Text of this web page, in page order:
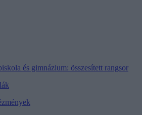
és gimnázium: összesített rangsor